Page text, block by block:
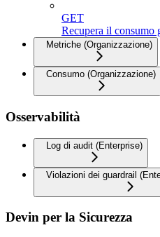
GET
Recupera il consumo
Metriche (Organizzazione)
Consumo (Organizzazione)
Osservabilità
Log di audit (Enterprise)
Violazioni dei guardrail
Devin per la Sicurezza